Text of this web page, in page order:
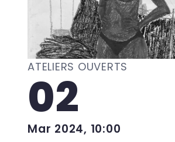
ATELIERS OUVERTS
02
Mar 2024, 10:00